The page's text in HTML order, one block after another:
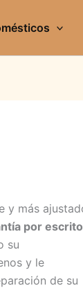
y más
por escrito
su
y le
de su